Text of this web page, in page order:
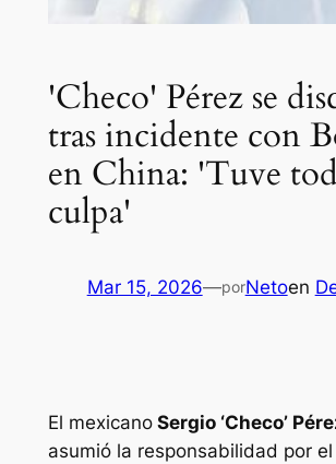
'Checo' Pérez se
tras incidente con
en China: 'Tuve
culpa'
Mar 15, 2026—porNetoen
El mexicanoSergio ‘Checo’
asumió la responsabilidad por